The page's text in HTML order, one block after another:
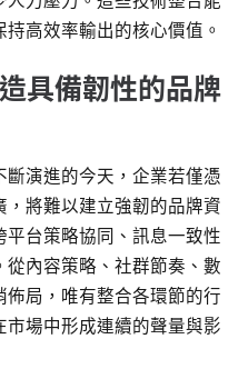
高效率輸出的核心價值。
具備韌性的品牌
演進的今天，企業若僅憑
將難以建立強韌的品牌資
台策略協同、訊息一致性
內容策略、社群節奏、數
局，唯有整合各環節的行
場中形成連續的聲量與影